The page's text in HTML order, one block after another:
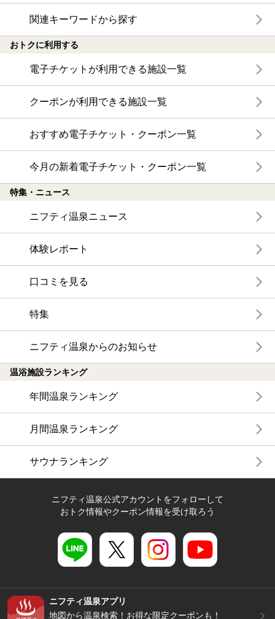
関連キーワードから探す
おトクに利用する
電子チケットが利用できる施設一覧
クーポンが利用できる施設一覧
おすすめ電子チケット・クーポン一覧
今月の新着電子チケット・クーポン一覧
特集・ニュース
ニフティ温泉ニュース
体験レポート
口コミを見る
特集
ニフティ温泉からのお知らせ
温浴施設ランキング
年間温泉ランキング
月間温泉ランキング
サウナランキング
ニフティ温泉公式アカウントをフォローして
おトク情報やクーポン情報を受け取ろう
ニフティ温泉アプリ
地図から温泉検索！お得な限定クーポンも！